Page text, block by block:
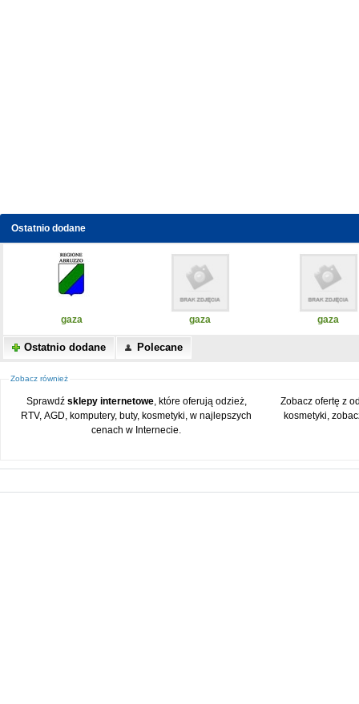
Ostatnio dodane
gaza gaza gaza
Ostatnio dodane Polecane
Zobacz również
Sprawdź sklepy internetowe, które oferują odzież,
RTV, AGD, komputery, buty, kosmetyki, w najlepszych
cenach w Internecie.
Zobacz ofertę z
kosmetyki,